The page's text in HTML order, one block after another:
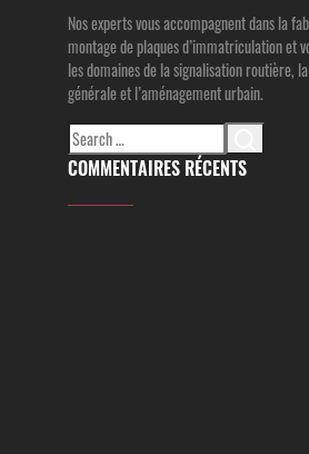
Nos experts vous accompagnent dans la
montage de plaques d’immatriculation et
les domaines de la signalisation routière,
générale et l’aménagement urbain.
Search
for:
COMMENTAIRES RÉCENTS